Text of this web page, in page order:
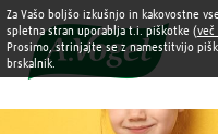

Za Vašo boljšo izkušnjo in kakovostne
spletna stran uporablja t.i. piškotke (več
Prosimo, strinjajte se z namestitvijo
brskalnik.